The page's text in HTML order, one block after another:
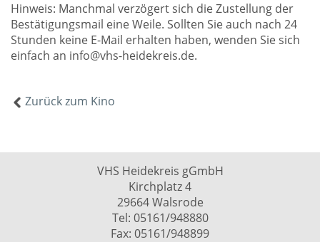
Hinweis: Manchmal verzögert sich die Zustellung der
Bestätigungsmail eine Weile. Sollten Sie auch nach 24
Stunden keine E-Mail erhalten haben, wenden Sie sich
einfach an info@vhs-heidekreis.de.
Zurück zum Kino
VHS Heidekreis gGmbH
Kirchplatz 4
29664 Walsrode
Tel: 05161/948880
Fax: 05161/948899